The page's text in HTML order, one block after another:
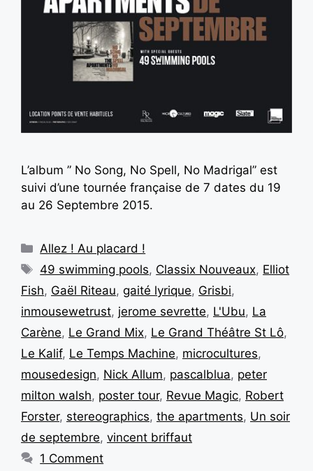
L’album ” No Song, No Spell, No Madrigal” est
suivi d’une tournée française de 7 dates du 19
au 26 Septembre 2015.
Allez ! Au placard !
49 swimming pools, Classix Nouveaux, Elliot
Fish, Gaël Riteau, gaité lyrique, Grisbi,
inmousewetrust, jerome sevrette, L'Ubu, La
Carène, Le Grand Mix, Le Grand Théâtre St Lô,
Le Kalif, Le Temps Machine, microcultures,
mousedesign, Nick Allum, pascalblua, peter
milton walsh, poster tour, Revue Magic, Robert
Forster, stereographics, the apartments, Un soir
de septembre, vincent briffaut
1 Comment